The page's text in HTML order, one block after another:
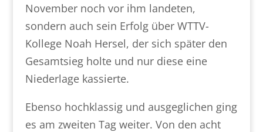
November noch vor ihm landeten,
sondern auch sein Erfolg über WTTV-
Kollege Noah Hersel, der sich später den
Gesamtsieg holte und nur diese eine
Niederlage kassierte.
Ebenso hochklassig und ausgeglichen ging
es am zweiten Tag weiter. Von den acht